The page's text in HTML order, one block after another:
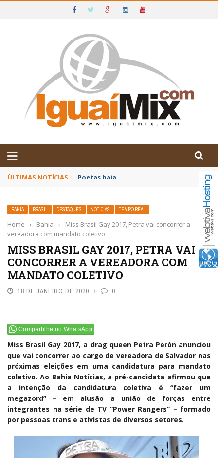
IGUAÍ E SUDOESTE DA BAHIA
ÚLTIMAS NOTÍCIAS Poetas baianos representam o Brasil no
BAHIA BRASIL DESTAQUES NOTÍCIAS TEMPO REAL
Home › Bahia ›
Miss Brasil Gay 2017, Petra vai concorrer a
vereadora com mandato coletivo
MISS BRASIL GAY 2017, PETRA VAI
CONCORRER A VEREADORA COM
MANDATO COLETIVO
18 DE JANEIRO DE 2020 0
Compartilhe no WhatsApp
Miss Brasil Gay 2017, a drag queen Petra Perón anunciou
que vai concorrer ao cargo de vereadora de Salvador nas
próximas eleições em uma candidatura para mandato
coletivo. Ao Bahia Notícias, a pré-candidata afirmou que
a intenção da candidatura coletiva é “fazer um
megazord” – em alusão a união de forças entre
integrantes na série de TV “Power Rangers” – formado
por pessoas trans e ativistas de diversos setores.